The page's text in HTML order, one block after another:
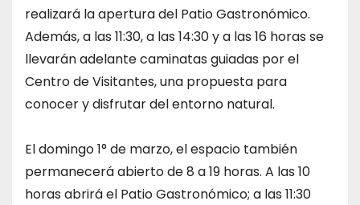
realizará la apertura del Patio Gastronómico.
Además, a las 11:30, a las 14:30 y a las 16 horas se
llevarán adelante caminatas guiadas por el
Centro de Visitantes, una propuesta para
conocer y disfrutar del entorno natural.
El domingo 1° de marzo, el espacio también
permanecerá abierto de 8 a 19 horas. A las 10
horas abrirá el Patio Gastronómico; a las 11:30